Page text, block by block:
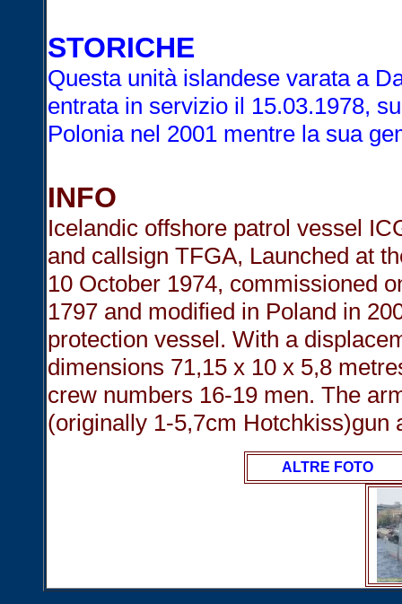
STORICHE
Questa unità islandese varata a
entrata in servizio il 15.03.1978,
Polonia nel 2001 mentre la sua
INFO
Icelandic offshore patrol vessel
and callsign TFGA, Launched at
10 October 1974, commissioned
1797 and modified in Poland in
protection vessel. With a
dimensions 71,15 x 10 x 5,8
crew numbers 16-19 men. The
(originally 1-5,7cm Hotchkiss)gun
ALTRE FOTO